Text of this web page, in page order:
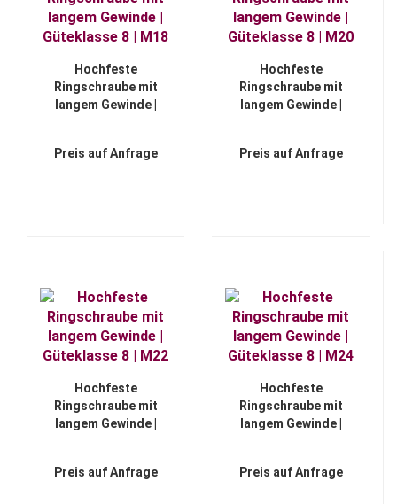
Hochfeste
Ringschraube mit
langem Gewinde |
Preis auf Anfrage
Hochfeste
Ringschraube mit
langem Gewinde |
Preis auf Anfrage
Hochfeste
Ringschraube mit
langem Gewinde |
Preis auf Anfrage
Hochfeste
Ringschraube mit
langem Gewinde |
Preis auf Anfrage